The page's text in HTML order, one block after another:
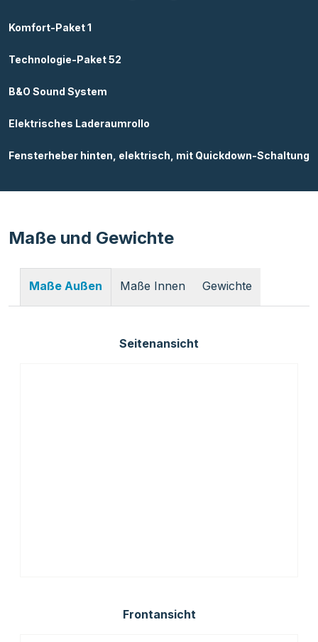
Komfort-Paket 1
Technologie-Paket 52
B&O Sound System
Elektrisches Laderaumrollo
Fensterheber hinten, elektrisch, mit Quickdown-Schaltung
Maße und Gewichte
Maße Außen Maße Innen Gewichte
Seitenansicht
Frontansicht